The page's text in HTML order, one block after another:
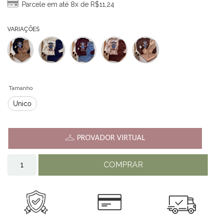
Parcele em até 8x de R$11,24
VARIAÇÕES
Tamanho
Único
PROVADOR VIRTUAL
COMPRAR